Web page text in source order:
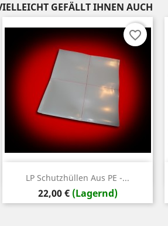
GEFÄLLT IHNEN AUCH
LP Schutzhüllen Aus PE -...
Preis
22,00 € (Lagernd)
Vorschau
favorite_border